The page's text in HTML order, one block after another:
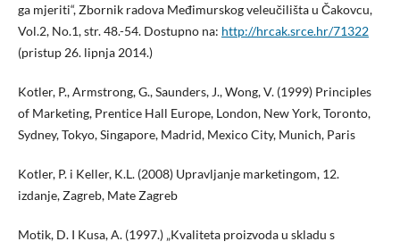
ga mjeriti“, Zbornik radova Međimurskog veleučilišta u Čakovcu,
Vol.2, No.1, str. 48.-54. Dostupno na: http://hrcak.srce.hr/71322
(pristup 26. lipnja 2014.)
Kotler, P., Armstrong, G., Saunders, J., Wong, V. (1999) Principles
of Marketing, Prentice Hall Europe, London, New York, Toronto,
Sydney, Tokyo, Singapore, Madrid, Mexico City, Munich, Paris
Kotler, P. i Keller, K.L. (2008) Upravljanje marketingom, 12.
izdanje, Zagreb, Mate Zagreb
Motik, D. I Kusa, A. (1997.) „Kvaliteta proizvoda u skladu s